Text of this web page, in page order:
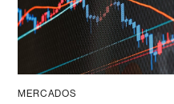
MERCADOS